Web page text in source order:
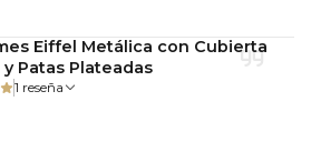
Eiffel Metálica con Cubierta
Patas Plateadas
1 reseña